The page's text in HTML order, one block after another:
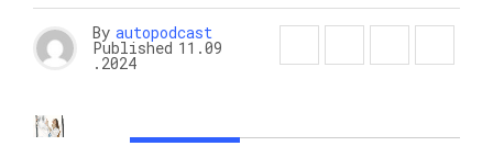
By autopodcast
Published 11.09
.2024